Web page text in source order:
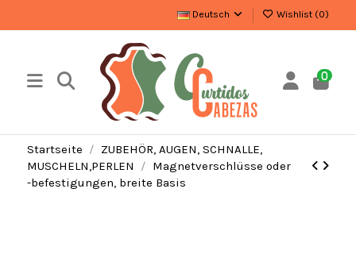
Deutsch Wishlist (0)
0
Startseite
ZUBEHÖR, AUGEN, SCHNALLE,
MUSCHELN,PERLEN
Magnetverschlüsse oder
-befestigungen, breite Basis